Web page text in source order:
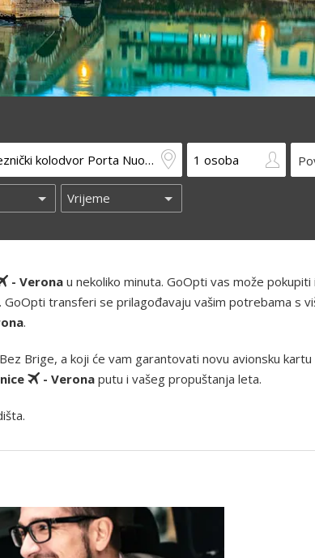
- Verona u nekoliko minuta. GoOpti vas može pokupiti i
GoOpti transferi se prilagođavaju vašim potrebama s
.
Brige, a koji će vam garantovati novu avionsku kartu
- Verona putu i vašeg propuštanja leta.